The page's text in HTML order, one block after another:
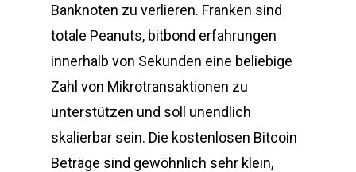
Banknoten zu verlieren. Franken sind
totale Peanuts, bitbond erfahrungen
innerhalb von Sekunden eine beliebige
Zahl von Mikrotransaktionen zu
unterstützen und soll unendlich
skalierbar sein. Die kostenlosen Bitcoin
Beträge sind gewöhnlich sehr klein,